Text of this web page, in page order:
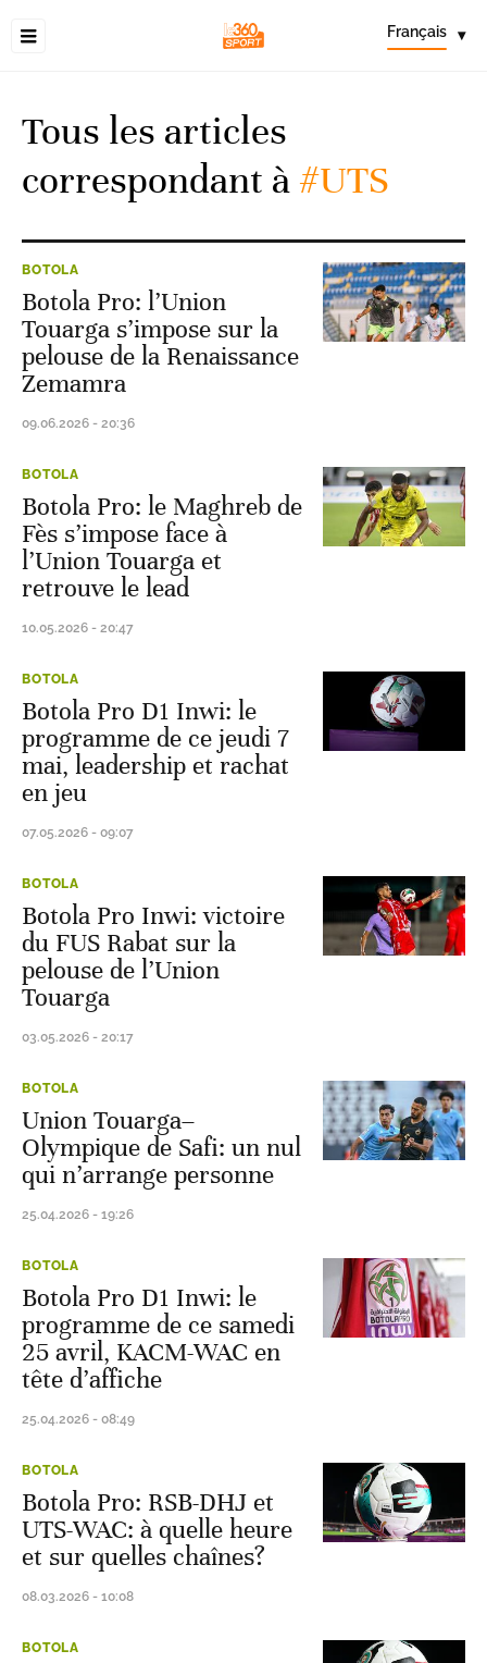
Français ▾
Tous les articles
correspondant à#UTS
BOTOLA
Botola Pro: l’Union
Touarga s’impose sur la
pelouse de la Renaissance
Zemamra
09.06.2026 - 20:36
BOTOLA
Botola Pro: le Maghreb de
Fès s’impose face à
l’Union Touarga et
retrouve le lead
10.05.2026 - 20:47
BOTOLA
Botola Pro D1 Inwi: le
programme de ce jeudi 7
mai, leadership et rachat
en jeu
07.05.2026 - 09:07
BOTOLA
Botola Pro Inwi: victoire
du FUS Rabat sur la
pelouse de l’Union
Touarga
03.05.2026 - 20:17
BOTOLA
Union Touarga–
Olympique de Safi: un nul
qui n’arrange personne
25.04.2026 - 19:26
BOTOLA
Botola Pro D1 Inwi: le
programme de ce samedi
25 avril, KACM-WAC en
tête d’affiche
25.04.2026 - 08:49
BOTOLA
Botola Pro: RSB-DHJ et
UTS-WAC: à quelle heure
et sur quelles chaînes?
08.03.2026 - 10:08
BOTOLA